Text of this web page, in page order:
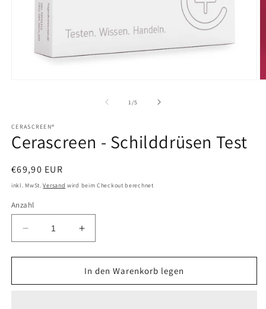
1 /von
5
CERASCREEN®
Cerascreen - Schilddrüsen Test
Normaler
Preis
€69,90 EUR
inkl. MwSt.Versand wird beim Checkout berechnet
Anzahl
Verringere
die
Menge
Cerascreen
Erhöhe
die
Menge
für
Cerascreen
In den Warenkorb legen